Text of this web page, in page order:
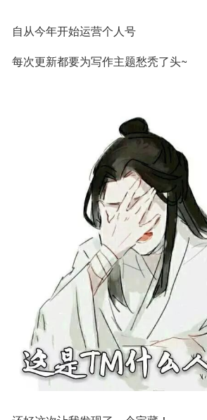
自从今年开始运营个人号
每次更新都要为写作主题愁秃了头~